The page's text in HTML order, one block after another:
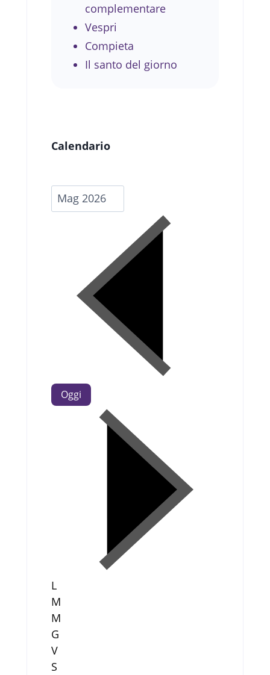
complementare
Vespri
Compieta
Il santo del giorno
Calendario
Oggi
L
M
M
G
V
S